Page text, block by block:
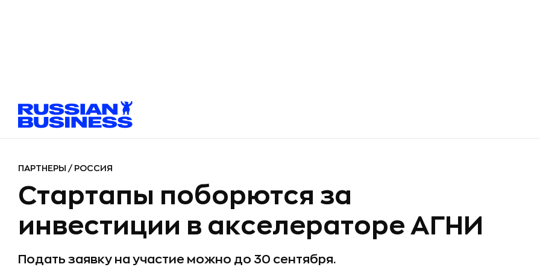
ПАРТНЕРЫ / РОССИЯ
Стартапы поборются за
инвестиции в акселераторе АГНИ
Подать заявку на участие можно до 30 сентября.